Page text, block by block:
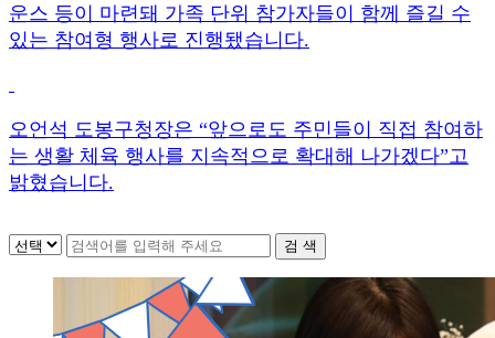
운스 등이 마련돼 가족 단위 참가자들이 함께 즐길 수
있는 참여형 행사로 진행됐습니다.
오언석 도봉구청장은 “앞으로도 주민들이 직접 참여하
는 생활 체육 행사를 지속적으로 확대해 나가겠다”고
밝혔습니다.